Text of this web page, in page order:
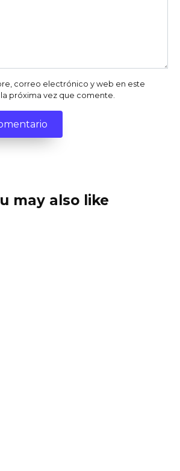
correo electrónico y web en este
próxima vez que comente.
may also like